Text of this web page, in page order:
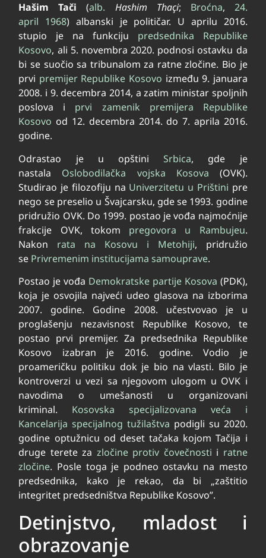
Hašim Tači (alb. Hashim Thaçi; Broćna, 24.
april 1968) albanski je političar. U aprilu 2016.
stupio je na funkciju predsednika Republike
Kosovo, ali 5. novembra 2020. podnosi ostavku da
bi se suočio sa tribunalom za ratne zločine. Bio je
prvi premijer Republike Kosovo između 9. januara
2008. i 9. decembra 2014, a zatim ministar spoljnih
poslova i prvi zamenik premijera Republike
Kosovo od 12. decembra 2014. do 7. aprila 2016.
godine.
Odrastao je u opštiniSrbica, gde je
nastala Oslobodilačka vojska Kosova (OVK).
Studirao je filozofiju na Univerzitetu u Prištini pre
nego se preselio u Švajcarsku, gde se 1993. godine
pridružio OVK. Do 1999. postao je vođa najmoćnije
frakcije OVK, tokom pregovora u Rambujeu.
Nakon rata na Kosovu i Metohiji, pridružio
se Privremenim institucijama samouprave.
Postao je vođa Demokratske partije Kosova (PDK),
koja je osvojila najveći udeo glasova na izborima
2007. godine. Godine 2008. učestvovao je u
proglašenju nezavisnost Republike Kosovo, te
postao prvi premijer. Za predsednika Republike
Kosovo izabran je 2016. godine. Vodio je
proameričku politiku dok je bio na vlasti. Bilo je
kontroverzi u vezi sa njegovom ulogom u OVK i
navodima o umešanosti u organizovani
kriminal. Kosovska specijalizovana veća i
Kancelarija specijalnog tužilaštva podigli su 2020.
godine optužnicu od deset tačaka kojom Tačija i
druge terete za zločine protiv čovečnosti i ratne
zločine. Posle toga je podneo ostavku na mesto
predsednika, kako je rekao, da bi „zaštitio
integritet predsedništva Republike Kosovo”.
Detinjstvo, mladost i
obrazovanje